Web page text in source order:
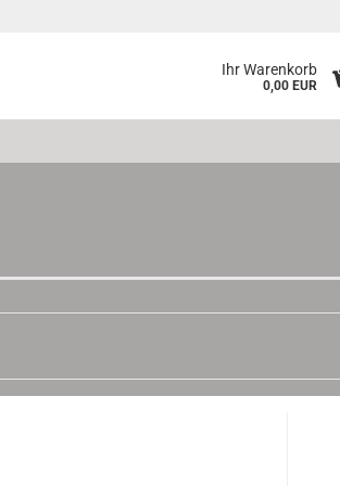
Ihr Warenkorb
0,00 EUR